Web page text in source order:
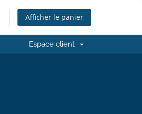
Afficher le panier
Espace client